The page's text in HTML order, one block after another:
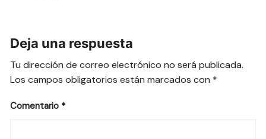
Deja una respuesta
Tu dirección de correo electrónico no será publicada.
Los campos obligatorios están marcados con *
Comentario *